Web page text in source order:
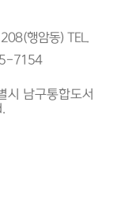
행암동) TEL.
7154
남구통합도서